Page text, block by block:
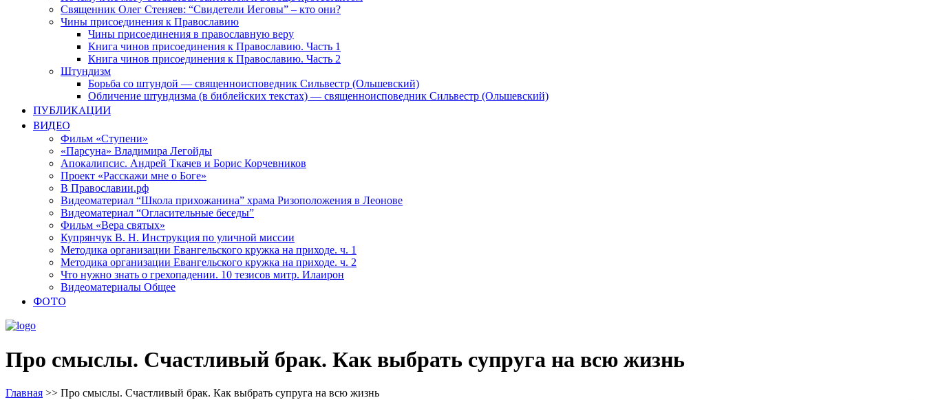
Священник Олег Стеняев: “Свидетели Иеговы” – кто они?
Чины присоединения к Православию
Чины присоединения в православную веру
Книга чинов присоединения к Православию. Часть 1
Книга чинов присоединения к Православию. Часть 2
Штундизм
Борьба со штундой — священноисповедник Сильвестр (Ольшевский)
Обличение штундизма (в библейских текстах) — священноисповедник Сильвестр (Ольшевский)
ПУБЛИКАЦИИ
ВИДЕО
Фильм «Ступени»
«Парсуна» Владимира Легойды
Апокалипсис. Андрей Ткачев и Борис Корчевников
Проект «Расскажи мне о Боге»
В Православии.рф
Видеоматериал “Школа прихожанина” храма Ризоположения в Леонове
Видеоматериал “Огласительные беседы”
Фильм «Вера святых»
Купрянчук В. Н. Инструкция по уличной миссии
Методика организации Евангельского кружка на приходе. ч. 1
Методика организации Евангельского кружка на приходе. ч. 2
Что нужно знать о грехопадении. 10 тезисов митр. Илаирон
Видеоматериалы Общее
ФОТО
Про смыслы. Счастливый брак. Как выбрать супруга на всю жизнь
Главная >> Про смыслы. Счастливый брак. Как выбрать супруга на всю жизнь